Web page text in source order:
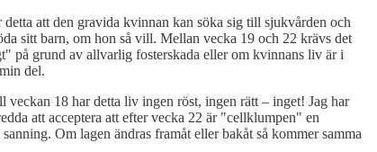
att den gravida kvinnan kan söka sig till sjukvården och
sitt barn, om hon så vill. Mellan vecka 19 och 22 krävs det
på grund av allvarlig fosterskada eller om kvinnans liv är i
del.
18 har detta liv ingen röst, ingen rätt – inget! Jag har
att acceptera att efter vecka 22 är "cellklumpen" en
Om lagen ändras framåt eller bakåt så kommer samma